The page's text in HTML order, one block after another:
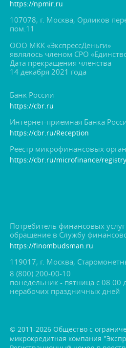
https://npmir.ru
107078, г. Москва, Орликов
пом.11
ООО МКК «ЭкспрессДеньги»
являлось членом СРО
Дата прекращения членства
14 декабря 2021 года
Банк России
https://cbr.ru
Интернет-приемная Банка
https://cbr.ru/Reception
Реестр микрофинансовых
https://cbr.ru/microfinance/registry
Потребитель финансовых
обращение в Службу
https://finombudsman.ru
119017, г. Москва,
8 (800) 200-00-10
понедельник - пятница с 08:00
нерабочих праздничных дней
© 2011-2026 Общество с
микрокредитная компания